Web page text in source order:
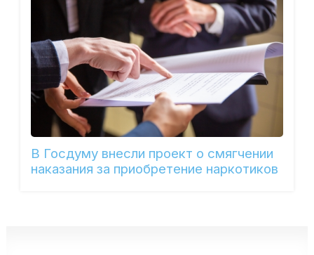
В Госдуму внесли проект о смягчении
наказания за приобретение наркотиков